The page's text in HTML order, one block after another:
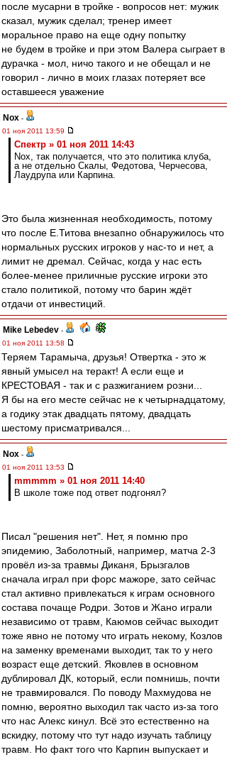
после мусарни в тройке - вопросов нет: мужик
сказал, мужик сделал; тренер имеет
моральное право на еще одну попытку
не будем в тройке и при этом Валера сыграет в
дурачка - мол, ничо такого и не обещал и не
говорил - лично в моих глазах потеряет все
оставшееся уважение
Nox -
01 ноя 2011 13:59
Спектр » 01 ноя 2011 14:43
Nox, так получается, что это политика клуба,
а не отдельно Скалы, Федотова, Черчесова,
Лаудрупа или Карпина.
Это была жизненная необходимость, потому
что после Е.Титова внезапно обнаружилось что
нормальных русских игроков у нас-то и нет, а
лимит не дремал. Сейчас, когда у нас есть
более-менее приличные русские игроки это
стало политикой, потому что барин ждёт
отдачи от инвестиций.
Mike Lebedev -
01 ноя 2011 13:58
Теряем Тарамыча, друзья! Отвертка - это ж
явный умысел на теракт! А если еще и
КРЕСТОВАЯ - так и с разжиганием розни...
Я бы на его месте сейчас не к четырнадцатому,
а годику этак двадцать пятому, двадцать
шестому присматривался...
Nox -
01 ноя 2011 13:53
mmmmm » 01 ноя 2011 14:40
В школе тоже под ответ подгонял?
Писал "решения нет". Нет, я помню про
эпидемию, Заболотный, например, матча 2-3
провёл из-за травмы Диканя, Брызгалов
сначала играл при форс мажоре, зато сейчас
стал активно привлекаться к играм основного
состава почаще Родри. Зотов и Жано играли
независимо от травм, Каюмов сейчас выходит
тоже явно не потому что играть некому, Козлов
на заменку временами выходит, так то у него
возраст еще детский. Яковлев в основном
дублировал ДК, который, если помнишь, почти
не травмировался. По поводу Махмудова не
помню, вероятно выходил так часто из-за того
что нас Алекс кинул. Всё это естественно на
вскидку, потому что тут надо изучать таблицу
травм. Но факт того что Карпин выпускает и